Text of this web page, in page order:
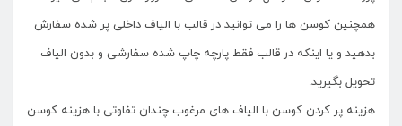
همچنین کوسن ها را می توانید در قالب با الیاف داخلی پر شده سفارش
بدهید و یا اینکه در قالب فقط پارچه چاپ شده سفارشی و بدون الیاف
تحویل بگیرید.
هزینه پر کردن کوسن با الیاف های مرغوب چندان تفاوتی با هزینه کوسن